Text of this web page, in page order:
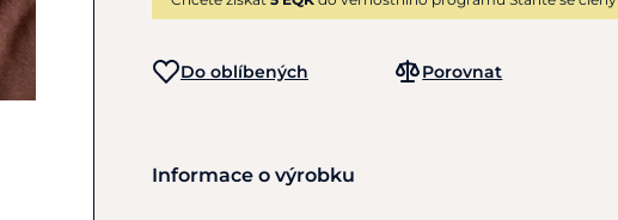
Do oblíbených Porovnat
Informace o výrobku